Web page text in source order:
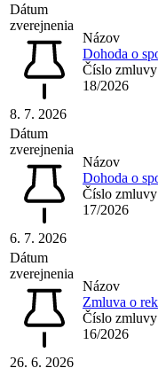
Dátum
zverejnenia
8. 7. 2026
Názov
Dohoda o
Číslo zmluvy
18/2026
Dátum
zverejnenia
6. 7. 2026
Názov
Dohoda o
Číslo zmluvy
17/2026
Dátum
zverejnenia
26. 6. 2026
Názov
Zmluva o
Číslo zmluvy
16/2026